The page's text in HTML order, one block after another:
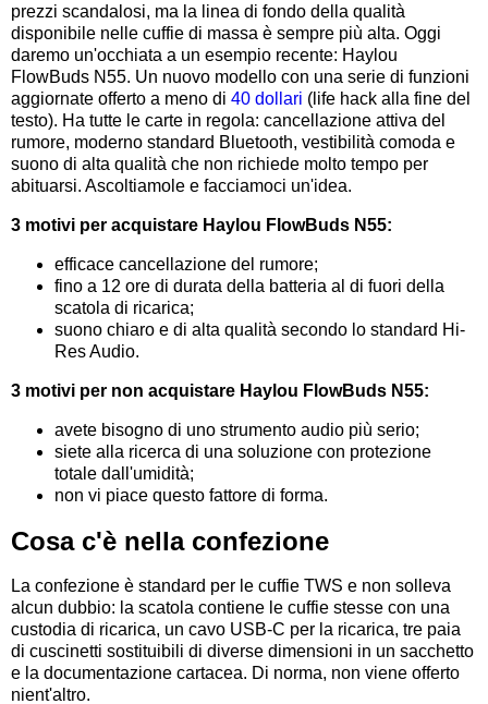
prezzi scandalosi, ma la linea di fondo della qualità
disponibile nelle cuffie di massa è sempre più alta. Oggi
daremo un'occhiata a un esempio recente: Haylou
FlowBuds N55. Un nuovo modello con una serie di funzioni
aggiornate offerto a meno di 40 dollari (life hack alla fine del
testo). Ha tutte le carte in regola: cancellazione attiva del
rumore, moderno standard Bluetooth, vestibilità comoda e
suono di alta qualità che non richiede molto tempo per
abituarsi. Ascoltiamole e facciamoci un'idea.
3 motivi per acquistare Haylou FlowBuds N55:
efficace cancellazione del rumore;
fino a 12 ore di durata della batteria al di fuori della
scatola di ricarica;
suono chiaro e di alta qualità secondo lo standard Hi-
Res Audio.
3 motivi per non acquistare Haylou FlowBuds N55:
avete bisogno di uno strumento audio più serio;
siete alla ricerca di una soluzione con protezione
totale dall'umidità;
non vi piace questo fattore di forma.
Cosa c'è nella confezione
La confezione è standard per le cuffie TWS e non solleva
alcun dubbio: la scatola contiene le cuffie stesse con una
custodia di ricarica, un cavo USB-C per la ricarica, tre paia
di cuscinetti sostituibili di diverse dimensioni in un sacchetto
e la documentazione cartacea. Di norma, non viene offerto
nient'altro.